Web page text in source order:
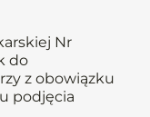
Nr
do
z obowiązku
podjęcia